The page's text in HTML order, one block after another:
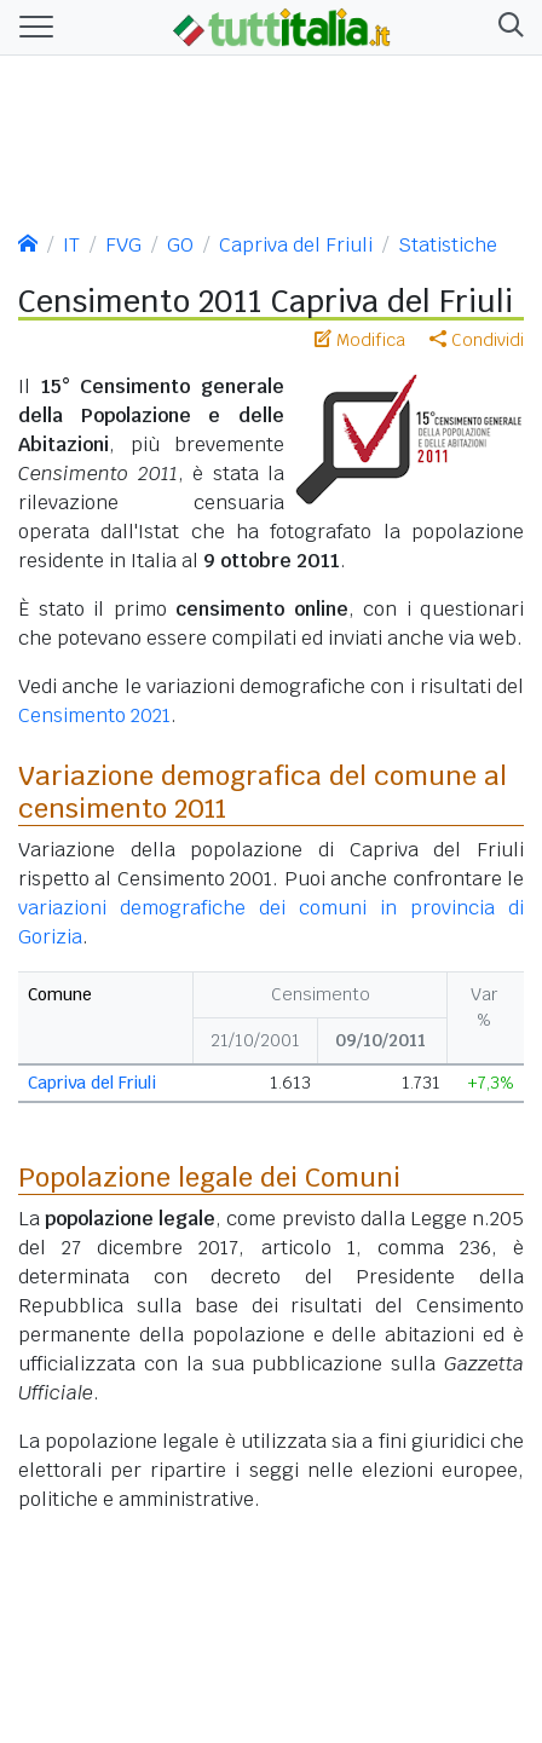
IT FVG GO Capriva del Friuli Statistiche
Censimento 2011 Capriva del Friuli
Modifica Condividi
Il 15° Censimento generale
della Popolazione e delle
Abitazioni, più brevemente
Censimento 2011, è stata la
rilevazione censuaria
operata dall'Istat che ha fotografato la popolazione
residente in Italia al 9 ottobre 2011.
È stato il primo censimento online, con i questionari
che potevano essere compilati ed inviati anche via web.
Vedi anche le variazioni demografiche con i risultati del
Censimento 2021.
Variazione demografica del comune al
censimento 2011
Variazione della popolazione di Capriva del Friuli
rispetto al Censimento 2001. Puoi anche confrontare le
variazioni demografiche dei comuni in provincia di
Gorizia.
Comune Censimento
Var
%
21/10/2001
09/10/2011
Capriva del Friuli
1.613 1.731 +7,3%
Popolazione legale dei Comuni
Lapopolazione legale, come previsto dalla Legge n.205
del 27 dicembre 2017, articolo 1, comma 236, è
determinata con decreto del Presidente della
Repubblica sulla base dei risultati del Censimento
permanente della popolazione e delle abitazioni ed è
ufficializzata con la sua pubblicazione sulla Gazzetta
Ufficiale.
La popolazione legale è utilizzata sia a fini giuridici che
elettorali per ripartire i seggi nelle elezioni europee,
politiche e amministrative.